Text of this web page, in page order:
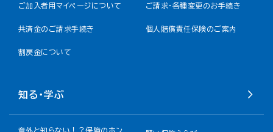
ご加入者用マイページについて ご請求・各種変更のお手続き
共済金のご請求手続き 個人賠償責任保険のご案内
割戻金について​
知る・学ぶ
意外と知らない！？保障のホン